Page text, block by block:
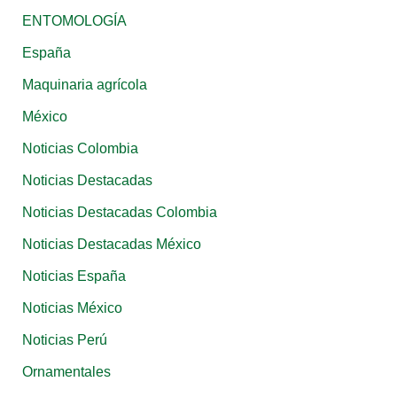
r
:
ENTOMOLOGÍA
España
Maquinaria agrícola
México
Noticias Colombia
Noticias Destacadas
Noticias Destacadas Colombia
Noticias Destacadas México
Noticias España
Noticias México
Noticias Perú
Ornamentales